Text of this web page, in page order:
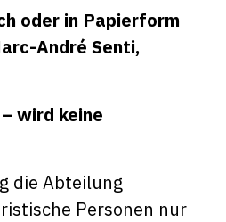
oder in Papierform
André Senti,
wird keine
die Abteilung
Personen nur